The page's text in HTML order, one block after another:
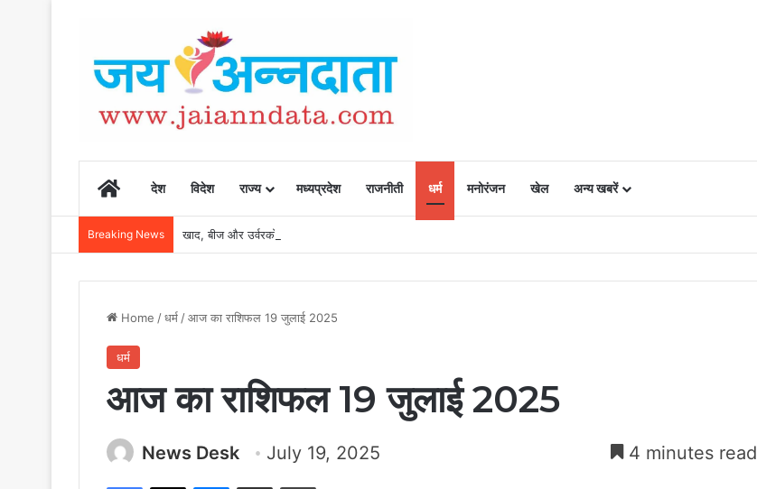
Homeदेश विदेश राज्य मध्यप्रदेश राजनीती धर्म मनोरंजन खेल अन्य खबरें
Breaking News खाद, बीज और उर्वरकों की समय पर उपलब्धता से किसानों में उत्साह, नैनो डीएपी और नैनो यूरिया बने किसानों के भरोसेमंद कृषि साथी…..
Home /धर्म/आज का राशिफल 19 जुलाई 2025
धर्म
आज का राशिफल 19 जुलाई 2025
News Desk July 19, 2025 4 minutes read